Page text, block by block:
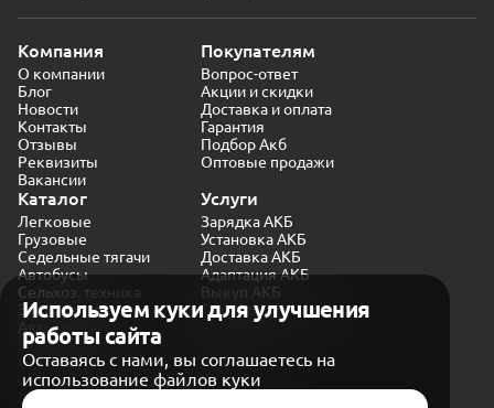
Используем куки для улучшения
работы сайта
Оставаясь с нами, вы соглашаетесь на
использование файлов куки
Компания
О компании
Блог
Новости
Контакты
Отзывы
Реквизиты
Вакансии
Покупателям
Вопрос-ответ
Акции и скидки
Доставка и оплата
Гарантия
Подбор Акб
Оптовые продажи
Каталог
Легковые
Грузовые
Седельные тягачи
Автобусы
Сельхоз. техника
Экскаваторы
Автокраны
Услуги
Зарядка АКБ
Установка АКБ
Доставка АКБ
Адаптация АКБ
Выкуп АКБ
Проверка генератора
Политика конфиденциальности
Обработка персональных данных
Согласие на обработку в «Яндекс.Метрика»
Карта сайта